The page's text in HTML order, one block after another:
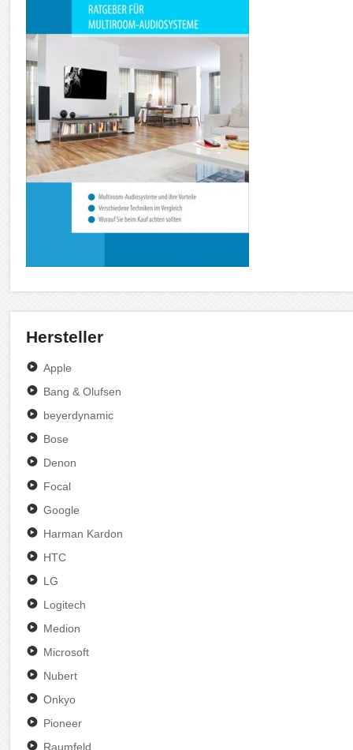
Hersteller
Apple
Bang & Olufsen
beyerdynamic
Bose
Denon
Focal
Google
Harman Kardon
HTC
LG
Logitech
Medion
Microsoft
Nubert
Onkyo
Pioneer
Raumfeld